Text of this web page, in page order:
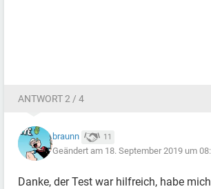
ANTWORT 2 / 4
braunn 11
Geändert am 18. September 2019 um
Danke, der Test war hilfreich, habe